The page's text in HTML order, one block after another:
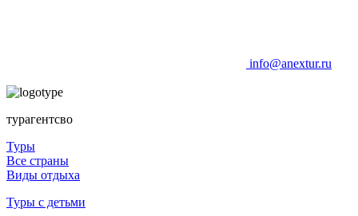
info@anextur.ru
турагентсво
Туры
Все страны
Виды отдыха
Туры с детьми